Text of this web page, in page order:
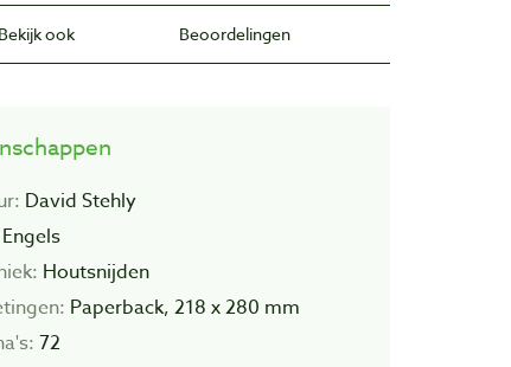
Bekijk ook Beoordelingen
David Stehly
Engels
Houtsnijden
Paperback, 218 x 280 mm
72